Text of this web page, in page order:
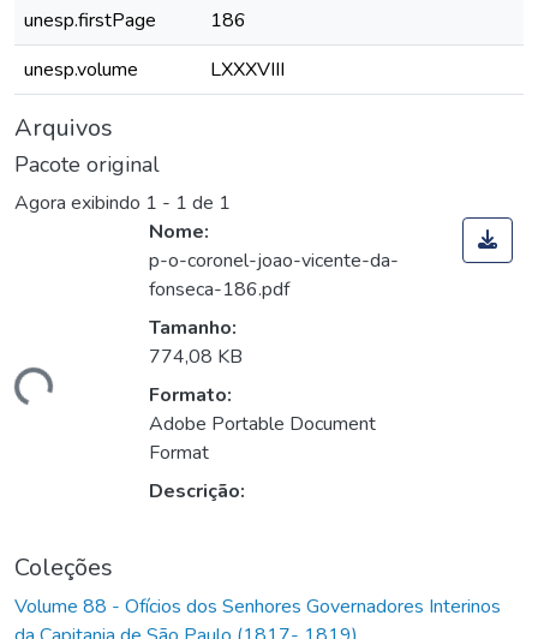
unesp.firstPage
186
unesp.volume
LXXXVIII
Arquivos
Pacote original
Agora exibindo 1 - 1 de 1
Nome:
p-o-coronel-joao-vicente-da-
fonseca-186.pdf
Tamanho:
774,08 KB
Formato:
Adobe Portable Document
Format
Descrição:
Coleções
Volume 88 - Ofícios dos Senhores Governadores Interinos